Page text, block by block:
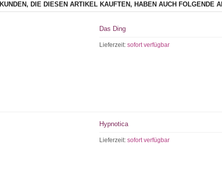
KUNDEN, DIE DIESEN ARTIKEL KAUFTEN, HABEN AUCH FOLGENDE
Das Ding
Lieferzeit:sofort verfügbar
Hypnotica
Lieferzeit:sofort verfügbar